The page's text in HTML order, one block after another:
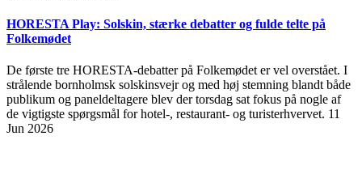
HORESTA Play: Solskin, stærke debatter og fulde telte på
Folkemødet
De første tre HORESTA-debatter på Folkemødet er vel overstået. I
strålende bornholmsk solskinsvejr og med høj stemning blandt både
publikum og paneldeltagere blev der torsdag sat fokus på nogle af
de vigtigste spørgsmål for hotel-, restaurant- og turisterhvervet. 11
Jun 2026